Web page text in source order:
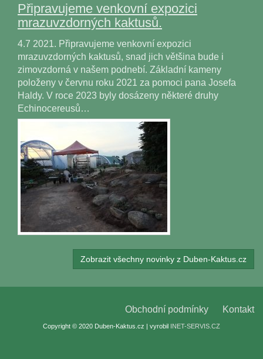
Připravujeme venkovní expozici
mrazuvzdorných kaktusů.
4.7 2021. Připravujeme venkovní expozici
mrazuvzdorných kaktusů, snad jich většina bude i
zimovzdorná v našem podnebí. Základní kameny
položeny v červnu roku 2021 za pomoci pana Josefa
Haldy. V roce 2023 byly dosázeny některé druhy
Echinocereusů…
Zobrazit všechny novinky z Duben-Kaktus.cz
Obchodní podmínky Kontakt
Copyright © 2020 Duben-Kaktus.cz | vyrobil INET-SERVIS.CZ